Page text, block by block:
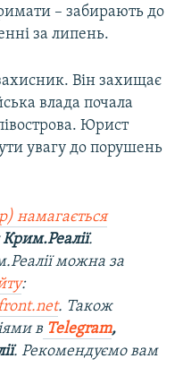
– забирають до
за липень.
Він захищає
влада почала
Юрист
увагу до порушень
намагається
Крим.Реалії.
можна за
:
. Також
в Telegram,
. Рекомендуємо вам